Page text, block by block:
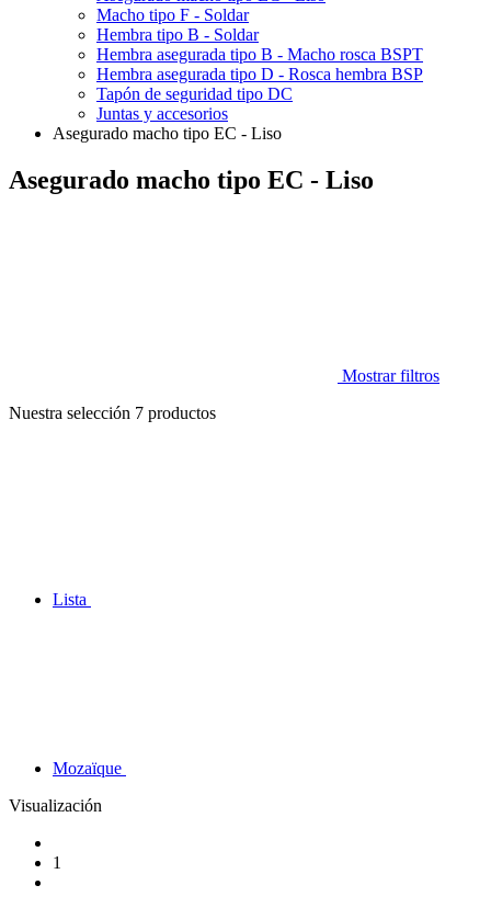
Macho tipo F - Soldar
Hembra tipo B - Soldar
Hembra asegurada tipo B - Macho rosca BSPT
Hembra asegurada tipo D - Rosca hembra BSP
Tapón de seguridad tipo DC
Juntas y accesorios
Asegurado macho tipo EC - Liso
Asegurado macho tipo EC - Liso
Mostrar filtros
Nuestra selección 7 productos
Lista
Mozaïque
Visualización
1